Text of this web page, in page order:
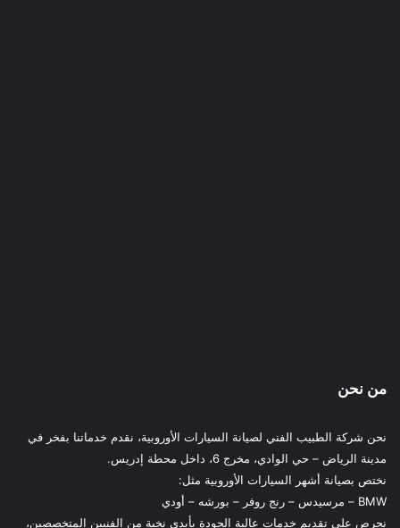
من نحن
نحن شركة الطبيب الفني لصيانة السيارات الأوروبية، نقدم خدماتنا بفخر في
مدينة الرياض – حي الوادي، مخرج 6، داخل محطة إدريس.
نختص بصيانة أشهر السيارات الأوروبية مثل:
BMW – مرسيدس – رنج روفر – بورشه – أودي
نحرص على تقديم خدمات عالية الجودة بأيدي نخبة من الفنيين المتخصصين،